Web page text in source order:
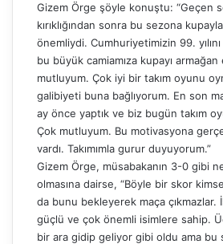
Gizem Örge şöyle konuştu: “Geçen
kırıklığından sonra bu sezona
önemliydi. Cumhuriyetimizin 99. yılını
bu büyük camiamıza kupayı
mutluyum. Çok iyi bir takım oyunu
galibiyeti buna bağlıyorum. En son
ay önce yaptık ve biz bugün takım
Çok mutluyum. Bu motivasyona
vardı. Takımımla gurur duyuyorum.”
Gizem Örge, müsabakanın 3-0 gibi
olmasına dairse, “Böyle bir skor
da bunu bekleyerek maça çıkmazlar.
güçlü ve çok önemli isimlere sahip.
bir ara gidip geliyor gibi oldu ama bu